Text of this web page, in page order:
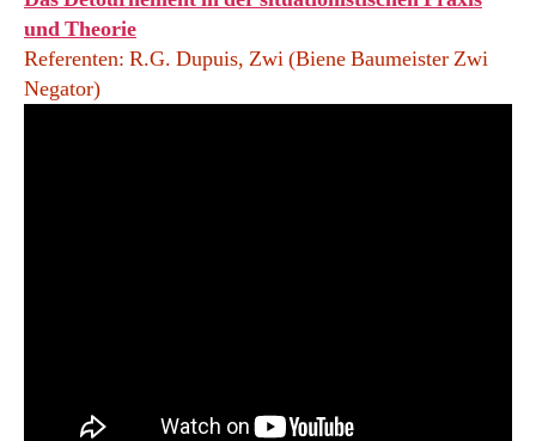
und Theorie
Referenten: R.G. Dupuis, Zwi (Biene Baumeister Zwi
Negator)